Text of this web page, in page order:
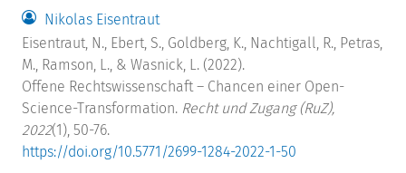
Nikolas Eisentraut
Eisentraut, N., Ebert, S., Goldberg, K., Nachtigall, R., Petras,
M., Ramson, L., & Wasnick, L. (2022).
Offene Rechtswissenschaft – Chancen einer Open-
Science-Transformation. Recht und Zugang (RuZ),
2022(1), 50-76.
https://doi.org/10.5771/2699-1284-2022-1-50